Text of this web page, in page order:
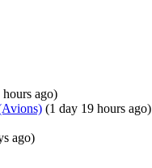
ago)
(1 day 19 hours ago)
ago)